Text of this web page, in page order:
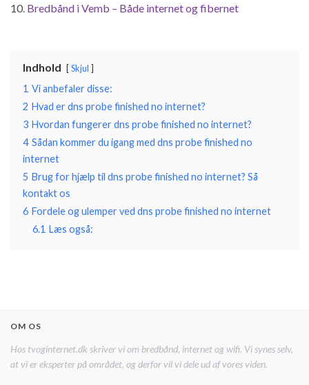
Bredbånd i Vemb – Både internet og fibernet
Indhold Skjul
1 Vi anbefaler disse:
2 Hvad er dns probe finished no internet?
3 Hvordan fungerer dns probe finished no internet?
4 Sådan kommer du igang med dns probe finished no
internet
5 Brug for hjælp til dns probe finished no internet? Så
kontakt os
6 Fordele og ulemper ved dns probe finished no internet
6.1 Læs også:
OM OS
Hos tvoginternet.dk skriver vi om bredbånd, internet og wifi. Vi synes selv,
at vi er eksperter på området, og derfor vil vi dele ud af vores viden.